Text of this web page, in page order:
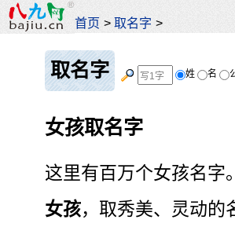
首页 >取名字 >
取名字 姓 名
女孩取名字
这里有百万个女孩名字。
女孩，取秀美、灵动的